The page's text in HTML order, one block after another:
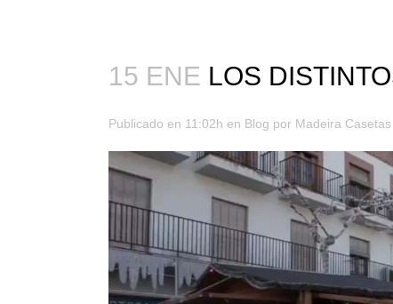
15 ENE LOS
Publicado en 11:02h en Blog por Madeira Casetas